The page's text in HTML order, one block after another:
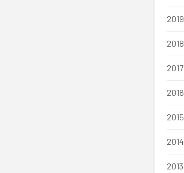
2019
2018
2017
2016
2015
2014
2013